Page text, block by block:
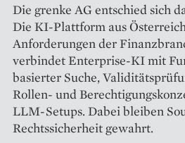
Die grenke AG entschied sich
Die KI-Plattform aus
Anforderungen der
verbindet Enterprise-KI mit
basierter Suche,
Rollen- und
LLM-Setups. Dabei bleiben
Rechtssicherheit gewahrt.